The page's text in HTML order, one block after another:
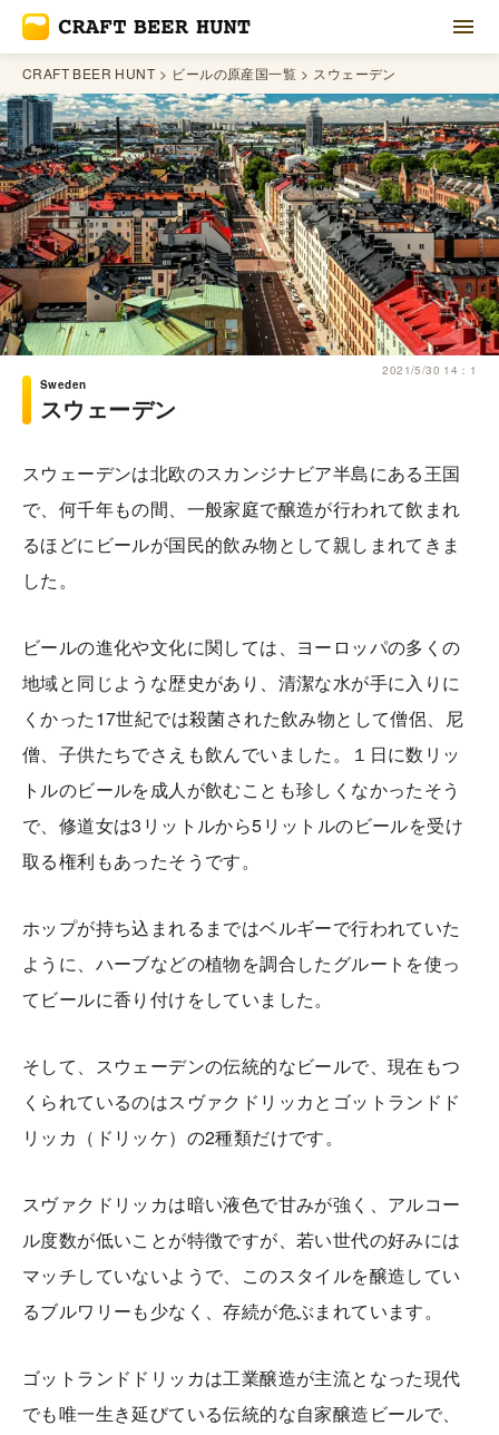
CRAFT BEER HUNT ビールの原産国一覧 スウェーデン
2021/5/30 14：1
Sweden
スウェーデン
スウェーデンは北欧のスカンジナビア半島にある王国
で、何千年もの間、一般家庭で醸造が行われて飲まれ
るほどにビールが国民的飲み物として親しまれてきま
した。
ビールの進化や文化に関しては、ヨーロッパの多くの
地域と同じような歴史があり、清潔な水が手に入りに
くかった17世紀では殺菌された飲み物として僧侶、尼
僧、子供たちでさえも飲んでいました。１日に数リッ
トルのビールを成人が飲むことも珍しくなかったそう
で、修道女は3リットルから5リットルのビールを受け
取る権利もあったそうです。
ホップが持ち込まれるまではベルギーで行われていた
ように、ハーブなどの植物を調合したグルートを使っ
てビールに香り付けをしていました。
そして、スウェーデンの伝統的なビールで、現在もつ
くられているのはスヴァクドリッカとゴットランドド
リッカ（ドリッケ）の2種類だけです。
スヴァクドリッカは暗い液色で甘みが強く、アルコー
ル度数が低いことが特徴ですが、若い世代の好みには
マッチしていないようで、このスタイルを醸造してい
るブルワリーも少なく、存続が危ぶまれています。
ゴットランドドリッカは工業醸造が主流となった現代
でも唯一生き延びている伝統的な自家醸造ビールで、